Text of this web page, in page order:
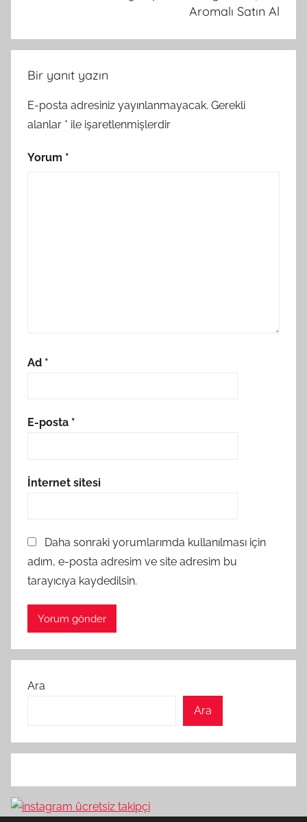
Aromalı Satın Al
Bir yanıt yazın
E-posta adresiniz yayınlanmayacak. Gerekli
alanlar * ile işaretlenmişlerdir
Yorum *
Ad *
E-posta *
İnternet sitesi
Daha sonraki yorumlarımda kullanılması için
adım, e-posta adresim ve site adresim bu
tarayıcıya kaydedilsin.
Ara
Ara